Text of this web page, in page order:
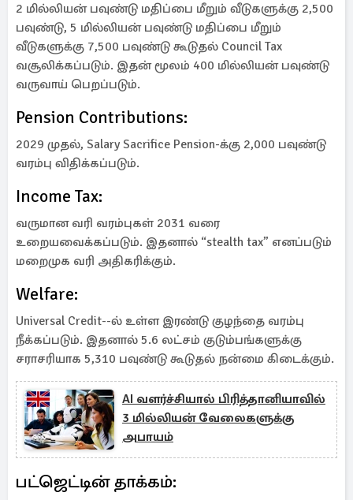
2 மில்லியன் பவுண்டு மதிப்பை மீறும் வீடுகளுக்கு 2,500
பவுண்டு, 5 மில்லியன் பவுண்டு மதிப்பை மீறும்
வீடுகளுக்கு 7,500 பவுண்டு கூடுதல் Council Tax
வசூலிக்கப்படும். இதன் மூலம் 400 மில்லியன் பவுண்டு
வருவாய் பெறப்படும்.
Pension Contributions:
2029 முதல், Salary Sacrifice Pension-க்கு 2,000 பவுண்டு
வரம்பு விதிக்கப்படும்.
Income Tax:
வருமான வரி வரம்புகள் 2031 வரை
உறையவைக்கப்படும். இதனால் “stealth tax” எனப்படும்
மறைமுக வரி அதிகரிக்கும்.
Welfare:
Universal Credit--ல் உள்ள இரண்டு குழந்தை வரம்பு
நீக்கப்படும். இதனால் 5.6 லட்சம் குடும்பங்களுக்கு
சராசரியாக 5,310 பவுண்டு கூடுதல் நன்மை கிடைக்கும்.
AI வளர்ச்சியால் பிரித்தானியாவில்
3 மில்லியன் வேலைகளுக்கு
அபாயம்
பட்ஜெட்டின் தாக்கம்: